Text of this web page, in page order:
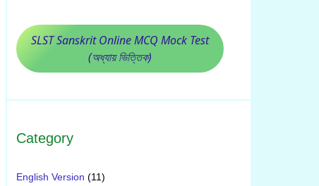
SLST Sanskrit Online MCQ Mock Test
(অধ্যায় ভিত্তিক)
Category
English Version (11)